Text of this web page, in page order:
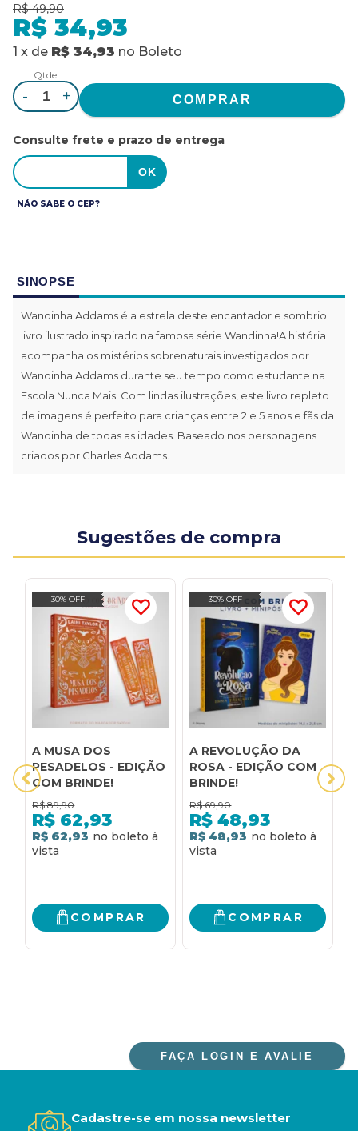
R$ 49,90
R$ 34,93
1 x de R$ 34,93 no Boleto
Qtde.
- +
Consulte frete e prazo de entrega
NÃO SABE O CEP?
SINOPSE
Wandinha Addams é a estrela deste encantador e sombrio
livro ilustrado inspirado na famosa série Wandinha!A história
acompanha os mistérios sobrenaturais investigados por
Wandinha Addams durante seu tempo como estudante na
Escola Nunca Mais. Com lindas ilustrações, este livro repleto
de imagens é perfeito para crianças entre 2 e 5 anos e fãs da
Wandinha de todas as idades. Baseado nos personagens
criados por Charles Addams.
Sugestões de compra
30% OFF
A MUSA DOS
PESADELOS - EDIÇÃO
COM BRINDE!
R$ 89,90
R$ 62,93
R$ 62,93
COMPRAR
30% OFF
A REVOLUÇÃO DA
ROSA - EDIÇÃO COM
BRINDE!
R$ 69,90
R$ 48,93
R$ 48,93
COMPRAR
FAÇA LOGIN E AVALIE
Cadastre-se em nossa newsletter